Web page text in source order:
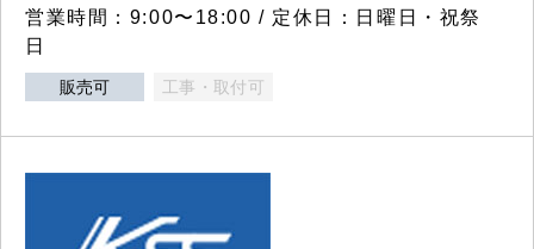
営業時間：9:00〜18:00 / 定休日：日曜日・祝祭
日
販売可 工事・取付可